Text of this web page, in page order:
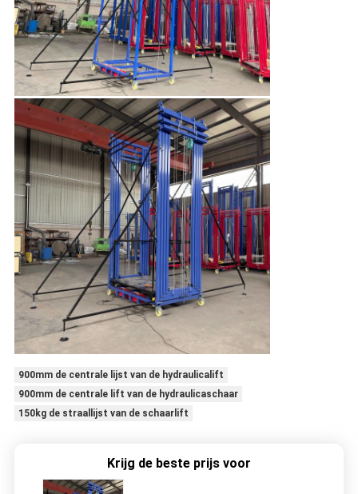
900mm de centrale lijst van de hydraulicalift
900mm de centrale lift van de hydraulicaschaar
150kg de straallijst van de schaarlift
Krijg de beste prijs voor